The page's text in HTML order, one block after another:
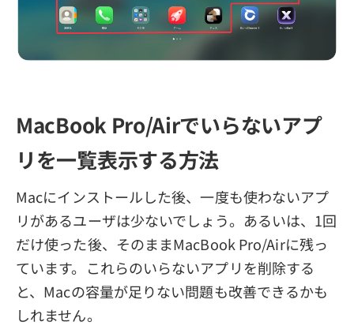
MacBook Pro/Airでいらないアプ
リを一覧表示する方法
Macにインストールした後、一度も使わないアプ
リがあるユーザは少ないでしょう。あるいは、1回
だけ使った後、そのままMacBook Pro/Airに残っ
ています。これらのいらないアプリを削除する
と、Macの容量が足りない問題も改善できるかも
しれません。